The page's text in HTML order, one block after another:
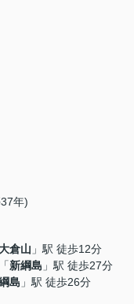
年)
大倉山 」駅 徒歩12分
「新綱島 」駅 徒歩27分
島 」駅 徒歩26分